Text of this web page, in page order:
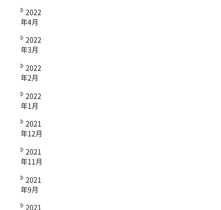
2022
年4月
2022
年3月
2022
年2月
2022
年1月
2021
年12月
2021
年11月
2021
年9月
2021